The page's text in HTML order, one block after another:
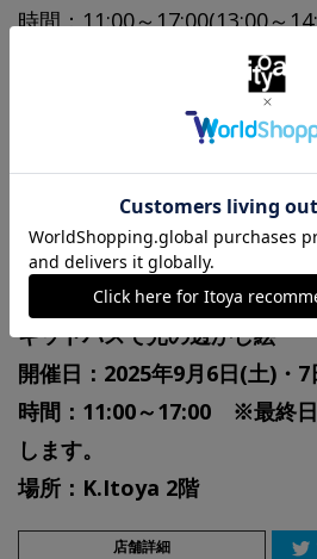
時間：11:00～17:00(13:00～
※混雑時にはお待ちいただく
めご了承ください。
なお、G.Itoya 7階では、キッ
施いたしますので併せてご覧
皆様のご来店をお待ちしてお
キットパスで光の透かし絵
開催日：2025年9月6日(土)・7
時間：11:00～17:00 ※最終
します。
場所：K.Itoya 2階
店舗詳細